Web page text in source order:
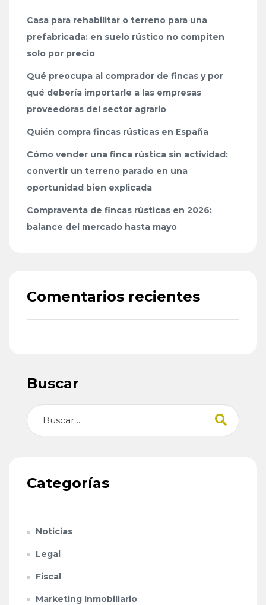
Casa para rehabilitar o terreno para una
prefabricada: en suelo rústico no compiten
solo por precio
Qué preocupa al comprador de fincas y por
qué debería importarle a las empresas
proveedoras del sector agrario
Quién compra fincas rústicas en España
Cómo vender una finca rústica sin actividad:
convertir un terreno parado en una
oportunidad bien explicada
Compraventa de fincas rústicas en 2026:
balance del mercado hasta mayo
Comentarios recientes
Buscar
Buscar
Categorías
Noticias
Legal
Fiscal
Marketing Inmobiliario